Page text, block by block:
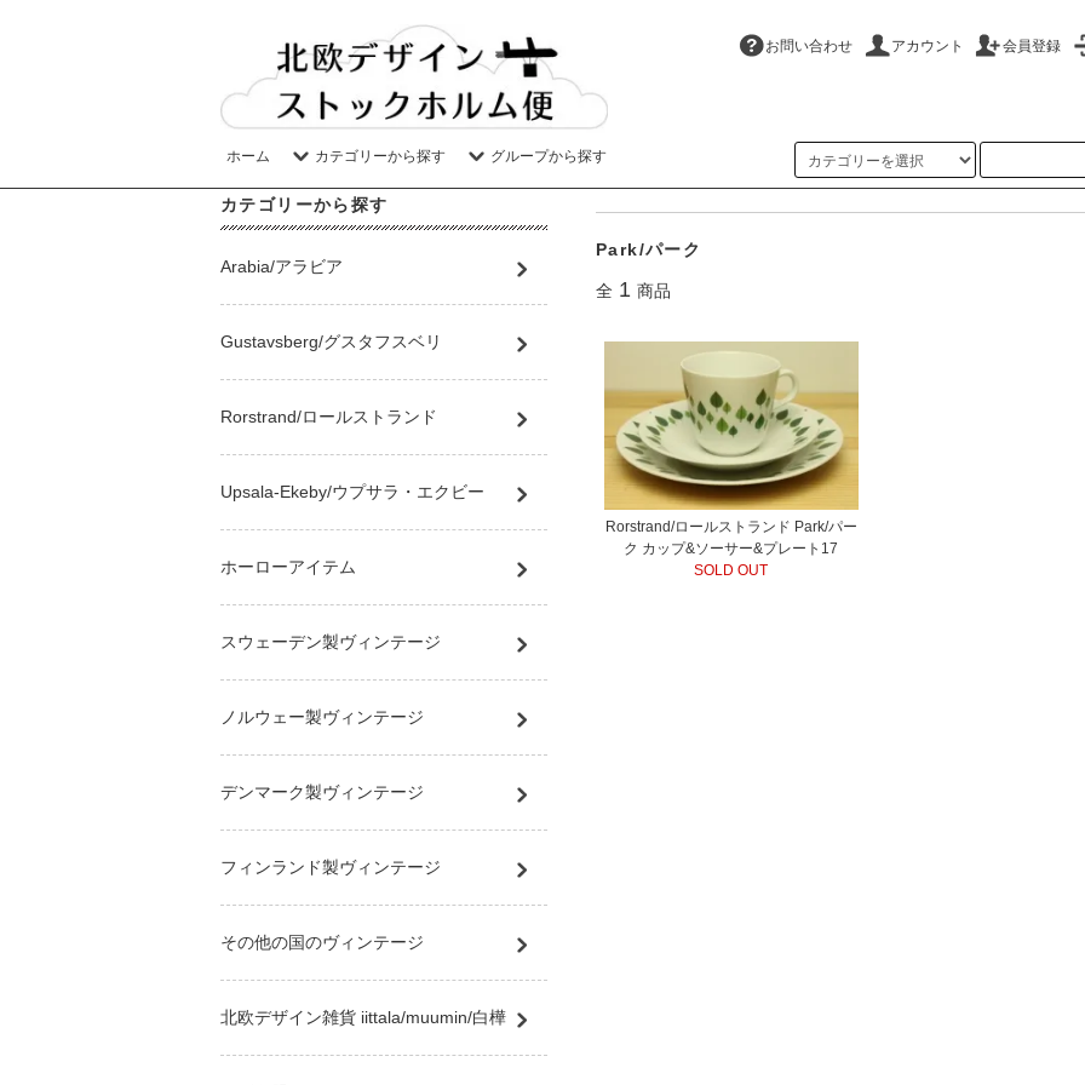
お問い合わせ アカウント 会員登録
ホーム カテゴリーから探す グループから探す
ホーム > Park/パーク
Park/パーク
全 1 商品
Rorstrand/ロールストランド Park/パー
ク カップ&ソーサー&プレート17
SOLD OUT
カテゴリーから探す
Arabia/アラビア
Gustavsberg/グスタフスベリ
Rorstrand/ロールストランド
Upsala-Ekeby/ウプサラ・エクビー
ホーローアイテム
スウェーデン製ヴィンテージ
ノルウェー製ヴィンテージ
デンマーク製ヴィンテージ
フィンランド製ヴィンテージ
その他の国のヴィンテージ
北欧デザイン雑貨 iittala/muumin/白樺